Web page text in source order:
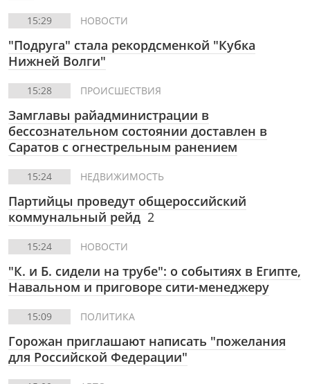
15:29 НОВОСТИ
"Подруга" стала рекордсменкой "Кубка
Нижней Волги"
15:28 ПРОИСШЕСТВИЯ
Замглавы райадминистрации в
бессознательном состоянии доставлен в
Саратов с огнестрельным ранением
15:24 НЕДВИЖИМОСТЬ
Партийцы проведут общероссийский
коммунальный рейд 2
15:24 НОВОСТИ
"К. и Б. сидели на трубе": о событиях в Египте,
Навальном и приговоре сити-менеджеру
15:09 ПОЛИТИКА
Горожан приглашают написать "пожелания
для Российской Федерации"